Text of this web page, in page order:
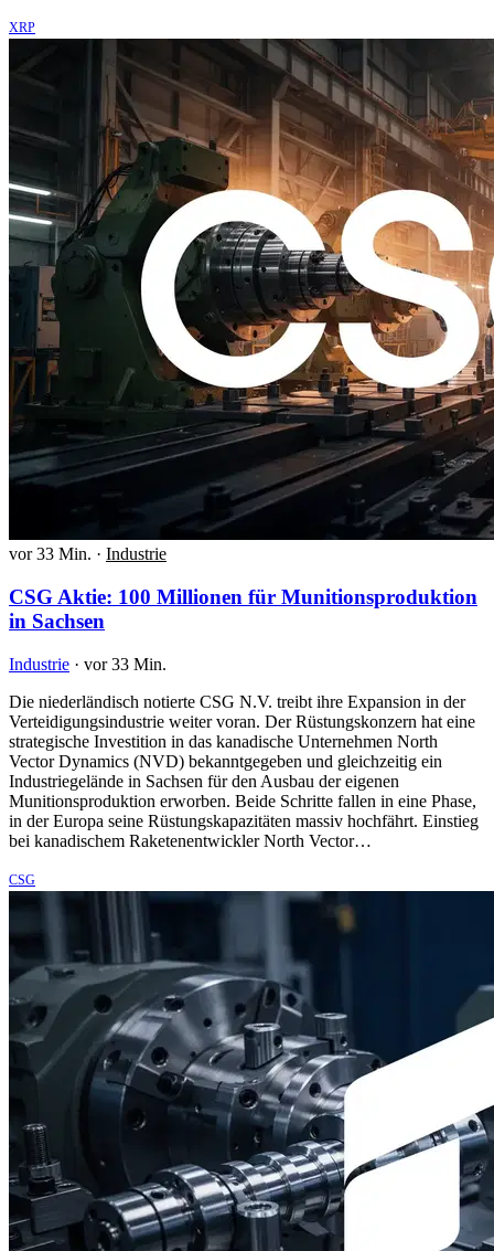
XRP
vor 33 Min. · Industrie
CSG Aktie: 100 Millionen für Munitionsproduktion
in Sachsen
Industrie · vor 33 Min.
Die niederländisch notierte CSG N.V. treibt ihre Expansion in der
Verteidigungsindustrie weiter voran. Der Rüstungskonzern hat eine
strategische Investition in das kanadische Unternehmen North
Vector Dynamics (NVD) bekanntgegeben und gleichzeitig ein
Industriegelände in Sachsen für den Ausbau der eigenen
Munitionsproduktion erworben. Beide Schritte fallen in eine Phase,
in der Europa seine Rüstungskapazitäten massiv hochfährt. Einstieg
bei kanadischem Raketenentwickler North Vector…
CSG